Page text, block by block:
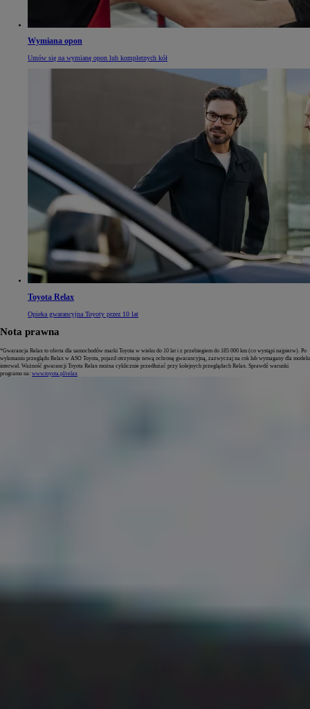
Wymiana opon
Umów się na wymianę opon lub kompletnych kół
Toyota Relax
Opieka gwarancyjna Toyoty przez 10 lat
Nota prawna
*Gwarancja Relax to oferta dla samochodów marki Toyota w wieku do 10 lat i z przebiegiem do 185 000 km (co wystąpi najpierw). Po
wykonaniu przeglądu Relax w ASO Toyota, pojazd otrzymuje nową ochronę gwarancyjną, zazwyczaj na rok lub wymagany dla modelu
interwał. Ważność gwarancji Toyota Relax można cyklicznie przedłużać przy kolejnych przeglądach Relax. Sprawdź warunki
programu na: www.toyota.pl/relax